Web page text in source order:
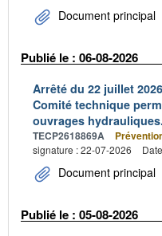
Document principal
Publié le : 06-08-2026
Arrêté du 22 juillet
Comité technique
ouvrages hydrauliques.
TECP2618869A
signature : 22-07-2026
Document principal
Publié le : 05-08-2026